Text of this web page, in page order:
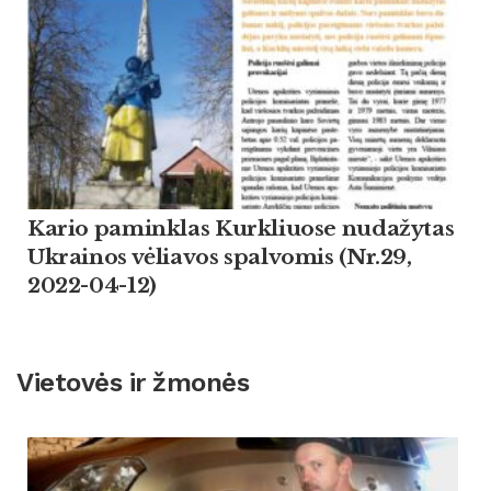
Kario paminklas Kurkliuose nudažytas
Ukrainos vėliavos spalvomis (Nr.29,
2022-04-12)
Vietovės ir žmonės